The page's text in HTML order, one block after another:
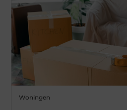
Woningen